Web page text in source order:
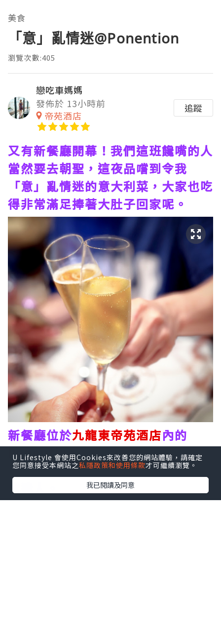
美食
「意」亂情迷@Ponention
瀏覽次數:405
戀吃車媽媽
發佈於 13小時前
帝苑酒店
追蹤
又有新餐廳開幕！我們這班饞嘴的人
當然要去朝聖，這夜品嚐到令我
「意」亂情迷的意大利菜，大家也吃
得非常滿足捧著大肚子回家呢。
新餐廳位於九龍東帝苑酒店內的
Ponentino，店名是源自羅馬夏日
午後徐徐吹入城中的溫柔海風意景非
常迷人。
U Lifestyle 會使用Cookies來改善您的網站體驗，請確定
您同意接受本網站之私隱政策和使用條款才可繼續瀏覽。
我已閱讀及同意